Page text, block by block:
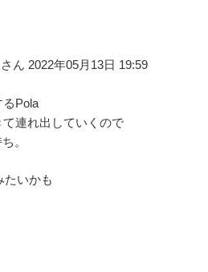
ん 2022年05月13日 19:59
Pola
連れ出していくので
。
たいかも